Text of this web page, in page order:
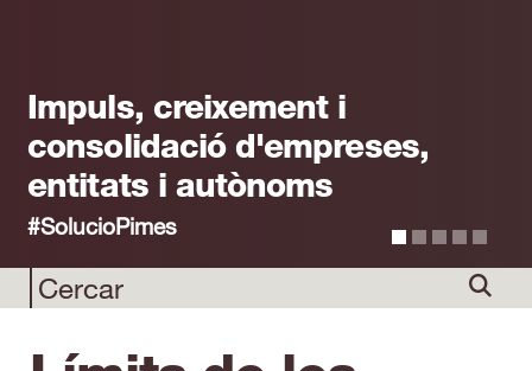
Impuls, creixement i
consolidació d'empreses,
entitats i autònoms
#SolucioPimes